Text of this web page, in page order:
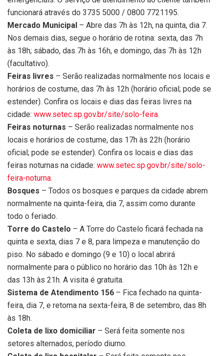
funcionará através do 3735 5000 / 0800 7721195.
Mercado Municipal – Abre das 7h às 12h, na quinta, dia 7.
Nos demais dias, segue o horário de rotina: sexta, das 7h
às 18h; sábado, das 7h às 16h, e domingo, das 7h às 12h
(facultativo).
Feiras livres – Serão realizadas normalmente nos locais e
horários de costume, das 7h às 12h (horário oficial; pode se
estender). Confira os locais e dias das feiras livres na
cidade: www.setec.sp.gov.br/site/solo-feira.
Feiras noturnas – Serão realizadas normalmente nos
locais e horários de costume, das 17h às 22h (horário
oficial; pode se estender). Confira os locais e dias das
feiras noturnas na cidade: www.setec.sp.gov.br/site/solo-
feira-noturna.
Bosques – Todos os bosques e parques da cidade abrem
normalmente na quinta-feira, dia 7, assim como durante
todo o feriado.
Torre do Castelo – A Torre do Castelo ficará fechada na
quinta e sexta, dias 7 e 8, para limpeza e manutenção do
piso. No sábado e domingo (9 e 10) o local abrirá
normalmente para o público no horário das 10h às 12h e
das 13h às 21h. A visita é gratuita.
Sistema de Atendimento 156 – Fica fechado na quinta-
feira, dia 7, e retoma na sexta-feira, 8 de setembro, das 8h
às 18h.
Coleta de lixo domiciliar – Será feita somente nos
setores alternados, período diurno.